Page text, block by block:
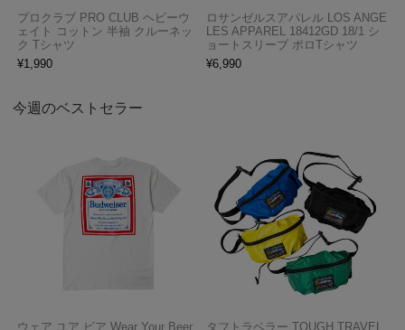
プロクラブ PRO CLUB ヘビーウ
ェイト コットン 半袖 クルーネッ
ク Tシャツ
¥1,990
ロサンゼルスアパレル LOS ANGE
LES APPAREL 18412GD 18/1 シ
ョートスリーブ ポロTシャツ
¥6,990
今週のベストセラー
ウェア ユア ビア Wear Your Beer タフトラベラー TOUGH TRAVEL